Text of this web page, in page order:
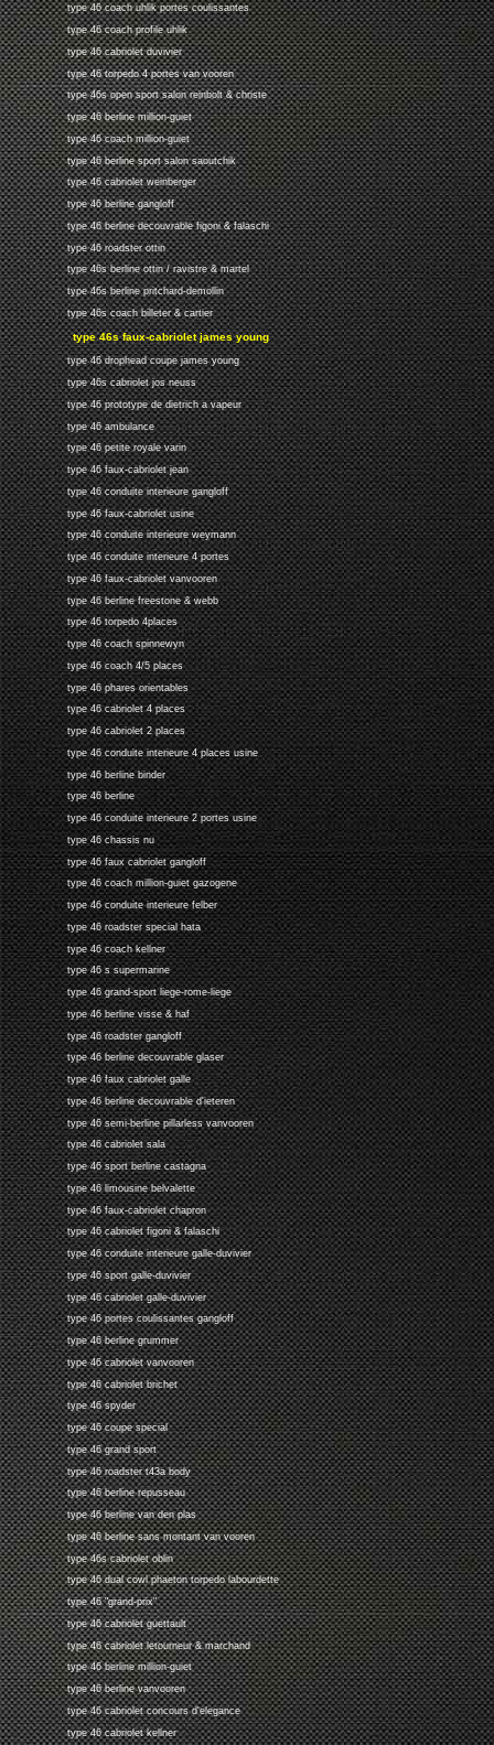
type 46 coach uhlik portes coulissantes
type 46 coach profile uhlik
type 46 cabriolet duvivier
type 46 torpedo 4 portes van vooren
type 46s open sport salon reinbolt & christe
type 46 berline million-guiet
type 46 coach million-guiet
type 46 berline sport salon saoutchik
type 46 cabriolet weinberger
type 46 berline gangloff
type 46 berline decouvrable figoni & falaschi
type 46 roadster ottin
type 46s berline ottin / ravistre & martel
type 46s berline pritchard-demollin
type 46s coach billeter & cartier
type 46s faux-cabriolet james young
type 46 drophead coupe james young
type 46s cabriolet jos neuss
type 46 prototype de dietrich a vapeur
type 46 ambulance
type 46 petite royale varin
type 46 faux-cabriolet jean
type 46 conduite interieure gangloff
type 46 faux-cabriolet usine
type 46 conduite interieure weymann
type 46 conduite interieure 4 portes
type 46 faux-cabriolet vanvooren
type 46 berline freestone & webb
type 46 torpedo 4places
type 46 coach spinnewyn
type 46 coach 4/5 places
type 46 phares orientables
type 46 cabriolet 4 places
type 46 cabriolet 2 places
type 46 conduite interieure 4 places usine
type 46 berline binder
type 46 berline
type 46 conduite interieure 2 portes usine
type 46 chassis nu
type 46 faux cabriolet gangloff
type 46 coach million-guiet gazogene
type 46 conduite interieure felber
type 46 roadster special hata
type 46 coach kellner
type 46 s supermarine
type 46 grand-sport liege-rome-liege
type 46 berline visse & haf
type 46 roadster gangloff
type 46 berline decouvrable glaser
type 46 faux cabriolet galle
type 46 berline decouvrable d'ieteren
type 46 semi-berline pillarless vanvooren
type 46 cabriolet sala
type 46 sport berline castagna
type 46 limousine belvalette
type 46 faux-cabriolet chapron
type 46 cabriolet figoni & falaschi
type 46 conduite interieure galle-duvivier
type 46 sport galle-duvivier
type 46 cabriolet galle-duvivier
type 46 portes coulissantes gangloff
type 46 berline grummer
type 46 cabriolet vanvooren
type 46 cabriolet brichet
type 46 spyder
type 46 coupe special
type 46 grand sport
type 46 roadster t43a body
type 46 berline repusseau
type 46 berline van den plas
type 46 berline sans montant van vooren
type 46s cabriolet oblin
type 46 dual cowl phaeton torpedo labourdette
type 46 "grand-prix"
type 46 cabriolet guettault
type 46 cabriolet letourneur & marchand
type 46 berline million-guiet
type 46 berline vanvooren
type 46 cabriolet concours d'elegance
type 46 cabriolet kellner